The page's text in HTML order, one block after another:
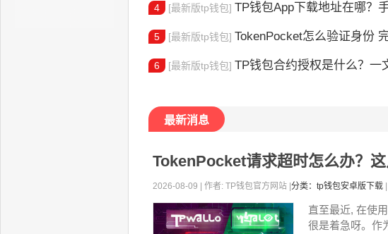
4 [最新版tp钱包] TP钱包App下载地址在哪？手把手教你安
5 [最新版tp钱包] TokenPocket怎么验证身份 完整教程分享 手把手教你完成KYC
6 [最新版tp钱包] TP钱包合约授权是什么？一文讲
最新消息
TokenPocket请求超时怎么办？
2026-08-09 | 作者: TP钱包官方网站 | 分类：tp钱包安卓版下载
直至最近, 在使
很是着急呀。作